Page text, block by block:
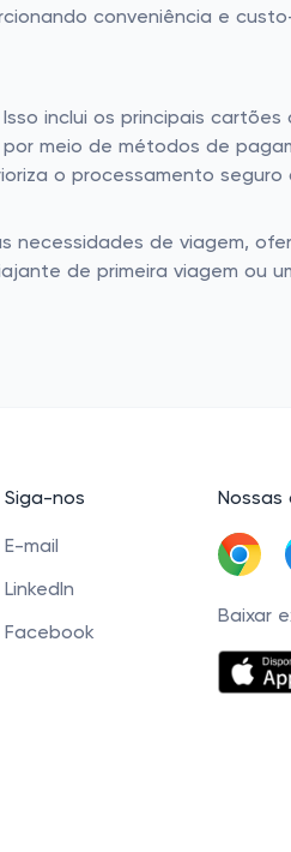
conveniência e
inclui os principais cartões
meio de métodos de
o processamento seguro
necessidades de viagem,
de primeira viagem ou
Siga-nos
E-mail
LinkedIn
Facebook
Nossas
Baixar